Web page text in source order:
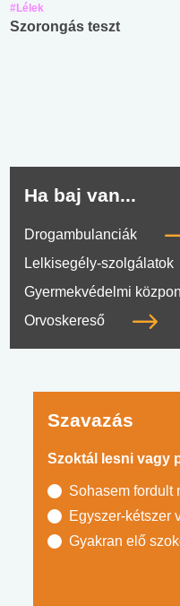
#Lélek
Szorongás teszt
Ha baj van...
Drogambulanciák
Lelkisegély-szolgálatok
Gyermekvédelmi
Orvoskereső
Szavazás
Szoktál lesni vagy
Sohasem fordult
Egyszer-kétszer
Gyakran elő